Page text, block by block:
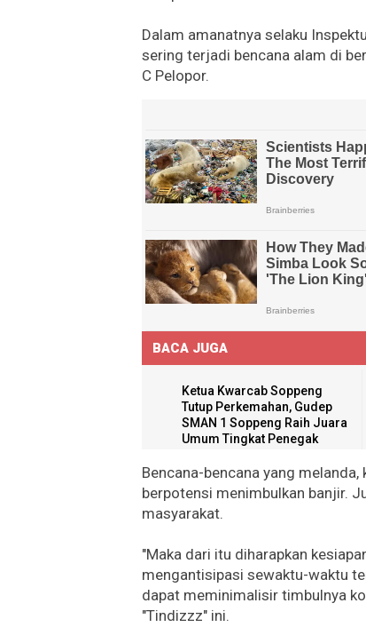
Dalam amanatnya selaku
sering terjadi bencana alam di
C Pelopor.
BACA JUGA
Ketua Kwarcab Soppeng
Tutup Perkemahan, Gudep
SMAN 1 Soppeng Raih Juara
Umum Tingkat Penegak
Bencana-bencana yang
berpotensi menimbulkan banjir.
masyarakat.
"Maka dari itu diharapkan
mengantisipasi sewaktu-waktu
dapat meminimalisir timbulnya
"Tindizzz" ini.